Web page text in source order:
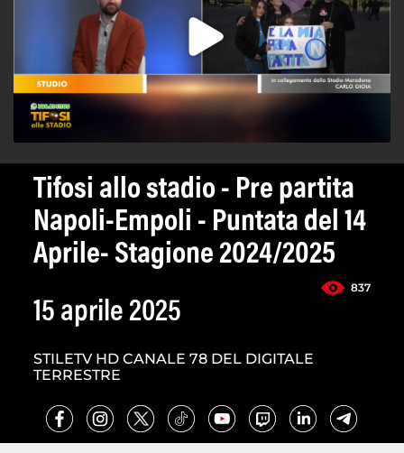
Tifosi allo stadio - Pre partita
Napoli-Empoli - Puntata del 14
Aprile- Stagione 2024/2025
837
15 aprile 2025
STILETV HD CANALE 78 DEL DIGITALE
TERRESTRE